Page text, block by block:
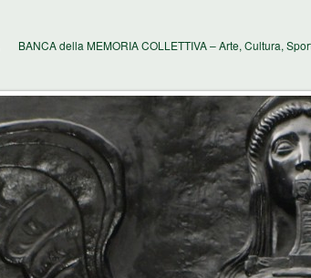
BANCA della MEMORIA COLLETTIVA – Arte, Cultura,